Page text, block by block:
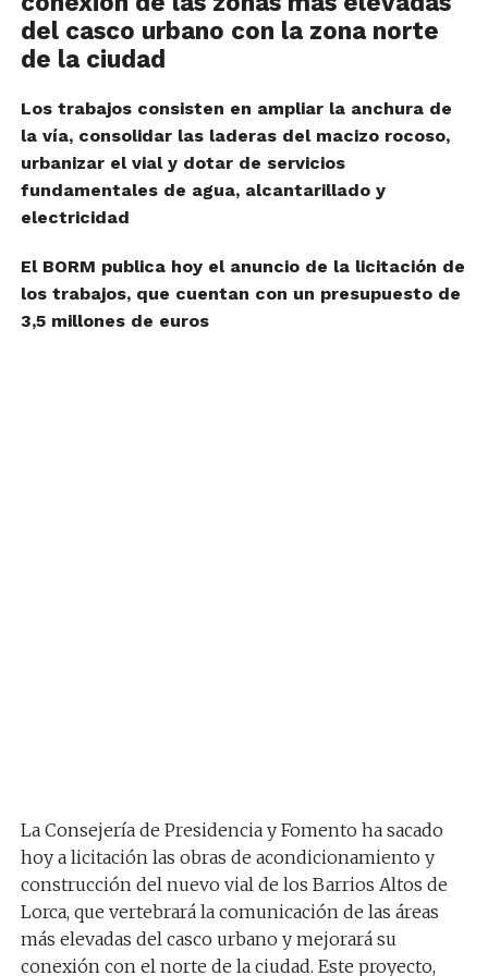
del casco urbano con la zona norte
de la ciudad
Los trabajos consisten en ampliar la anchura de
la vía, consolidar las laderas del macizo rocoso,
urbanizar el vial y dotar de servicios
fundamentales de agua, alcantarillado y
electricidad
El BORM publica hoy el anuncio de la licitación de
los trabajos, que cuentan con un presupuesto de
3,5 millones de euros
La Consejería de Presidencia y Fomento ha sacado
hoy a licitación las obras de acondicionamiento y
construcción del nuevo vial de los Barrios Altos de
Lorca, que vertebrará la comunicación de las áreas
más elevadas del casco urbano y mejorará su
conexión con el norte de la ciudad. Este proyecto,